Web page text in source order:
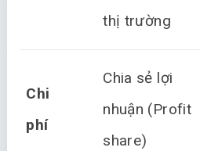
thị trường
Chi
phí
Chia sẻ lợi
nhuận (Profit
share)